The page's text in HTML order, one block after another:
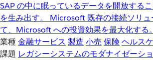
SAP の中に眠っているデータを開放する
を生み出す。
Microsoft 既存の接続ソリ
て、Microsoft への投資効果を最大化する。
業種金融サービス 製造 小売 保険 ヘルス
課題 レガシーシステムのモダナイゼーシ